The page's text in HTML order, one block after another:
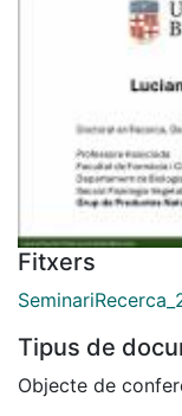
Fitxers
Tipus de
Objecte de